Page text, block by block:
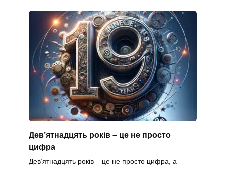
Дев’ятнадцять років – це не просто
цифра
Дев’ятнадцять років – це не просто цифра, а